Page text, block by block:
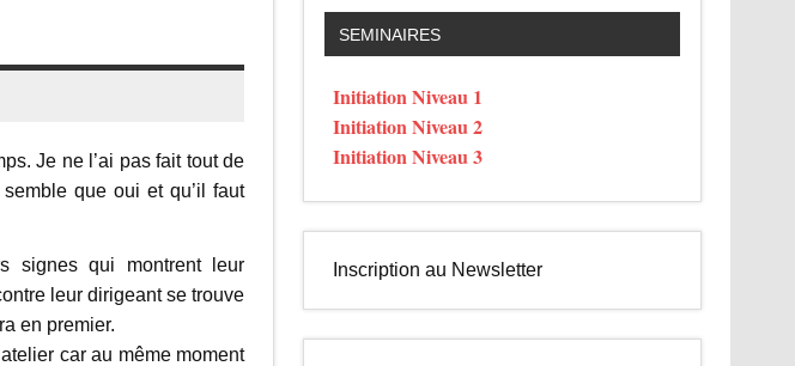
Je ne l’ai pas fait tout de
que oui et qu’il faut
signes qui montrent leur
leur dirigeant se trouve
en premier.
car au même moment
SEMINAIRES
Initiation Niveau 1
Initiation Niveau 2
Initiation Niveau 3
Inscription au Newsletter